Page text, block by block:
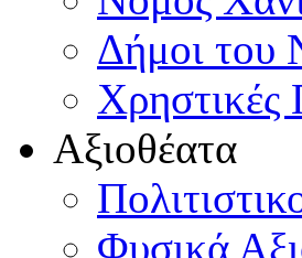
Δήμοι του
Χρηστικές
Αξιοθέατα
Φυσικά